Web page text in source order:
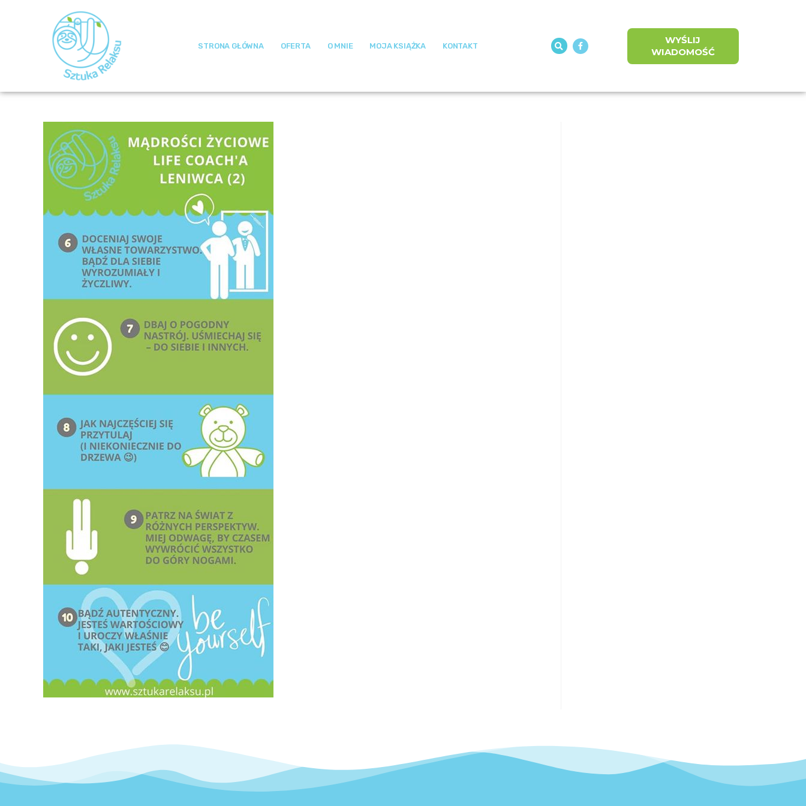
STRONA GŁÓWNA OFERTA O MNIE MOJA KSIĄŻKA KONTAKT
WYŚLIJ
WIADOMOŚĆ